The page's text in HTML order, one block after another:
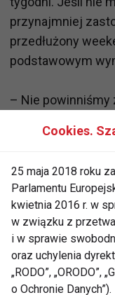
przynajmniej
przedłużony
podstawowym
– Nie
on też związków
zdrowe
Dodatkowym
osiągnąć szybkie
pokarmowe.
zanieczyszczenia
nasz brzuch stał
Cookies.
25 maja 2018 roku
Parlamentu
kwietnia 2016 r. w
w związku z
i w sprawie
oraz uchylenia
„RODO”, „ORODO”,
o Ochronie Danych”).